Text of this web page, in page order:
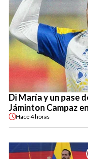
Di María y un pase
Jáminton Campaz
Hace4 horas